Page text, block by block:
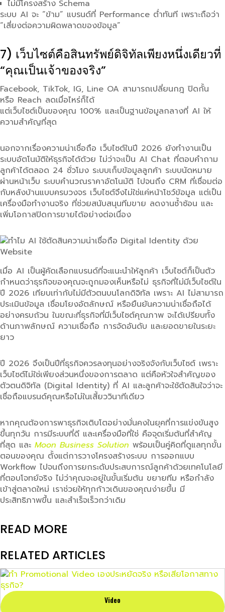
ไม่มีโครงสร้าง Schema
ระบบ AI จะ “ข้าม” แบรนด์ที่ Performance ต่ำทันที เพราะถือว่า
“เสี่ยงต่อความผิดพลาดของข้อมูล”
7) เว็บไซต์คือสินทรัพย์ดิจิทัลเพียงหนึ่งเดียวที่
“คุณเป็นเจ้าของจริง”
Facebook, TikTok, IG, Line OA สามารถเปลี่ยนกฎ ปิดกั้น
หรือ Reach ลดเมื่อไหร่ก็ได้
แต่เว็บไซต์เป็นของคุณ 100% และเป็นฐานข้อมูลกลางที่ AI ให้
ความสำคัญที่สุด
นอกจากเรื่องความน่าเชื่อถือ เว็บไซต์ในปี 2026 ยังทำงานเป็น
ระบบอัตโนมัติให้ธุรกิจได้ด้วย ไม่ว่าจะเป็น AI Chat ที่ตอบคำถาม
ลูกค้าได้ตลอด 24 ชั่วโมง ระบบเก็บข้อมูลลูกค้า ระบบนัดหมาย
ผ่านหน้าเว็บ ระบบคำนวณราคาอัตโนมัติ ไปจนถึง CRM ที่เชื่อมต่อ
กับหลังบ้านแบบครบวงจร เว็บไซต์จึงไม่ใช่แค่หน้าโชว์ข้อมูล แต่เป็น
เครื่องมือทำงานจริง ที่ช่วยสนับสนุนทีมขาย ลดงานซ้ำซ้อน และ
เพิ่มโอกาสปิดการขายได้อย่างต่อเนื่อง
เมื่อ AI เป็นผู้คัดเลือกแบรนด์ที่จะแนะนำให้ลูกค้า เว็บไซต์ก็เป็นตัว
กำหนดว่าธุรกิจของคุณจะถูกมองเห็นหรือไม่ ธุรกิจที่ไม่มีเว็บไซต์ใน
ปี 2026 เทียบเท่ากับไม่มีตัวตนบนโลกดิจิทัล เพราะ AI ไม่สามารถ
ประเมินข้อมูล เชื่อมโยงอัตลักษณ์ หรือยืนยันความน่าเชื่อถือได้
อย่างครบถ้วน ในขณะที่ธุรกิจที่มีเว็บไซต์คุณภาพ จะได้เปรียบทั้ง
ด้านภาพลักษณ์ ความเชื่อถือ การจัดอันดับ และยอดขายในระยะ
ยาว
ปี 2026 จึงเป็นปีที่ธุรกิจควรลงทุนอย่างจริงจังกับเว็บไซต์ เพราะ
เว็บไซต์ไม่ใช่เพียงส่วนหนึ่งของการตลาด แต่คือหัวใจสำคัญของ
ตัวตนดิจิทัล (Digital Identity) ที่ AI และลูกค้าจะใช้ตัดสินใจว่าจะ
เชื่อถือแบรนด์คุณหรือไม่ในเสี้ยววินาทีเดียว
หากคุณต้องการพาธุรกิจเติบโตอย่างมั่นคงในยุคที่การแข่งขันสูง
ขึ้นทุกวัน การมีระบบที่ดี และเครื่องมือที่ใช่ คือจุดเริ่มต้นที่สำคัญ
ที่สุด และ Moon Business Solution พร้อมเป็นคู่คิดที่ดูแลทุกขั้น
ตอนของคุณ ตั้งแต่การวางโครงสร้างระบบ การออกแบบ
Workflow ไปจนถึงการยกระดับประสบการณ์ลูกค้าด้วยเทคโนโลยี
ที่ตอบโจทย์จริง ไม่ว่าคุณจะอยู่ในขั้นเริ่มต้น ขยายทีม หรือกำลัง
เข้าสู่ตลาดใหม่ เราช่วยให้ทุกก้าวเดินของคุณง่ายขึ้น มี
ประสิทธิภาพขึ้น และสำเร็จเร็วกว่าเดิม
READ MORE
RELATED ARTICLES
Video